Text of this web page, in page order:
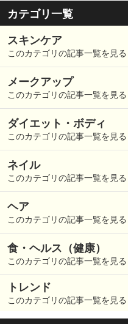
カテゴリ一覧
スキンケア
このカテゴリの記事一覧を見る
メークアップ
このカテゴリの記事一覧を見る
ダイエット・ボディ
このカテゴリの記事一覧を見る
ネイル
このカテゴリの記事一覧を見る
ヘア
このカテゴリの記事一覧を見る
食・ヘルス（健康）
このカテゴリの記事一覧を見る
トレンド
このカテゴリの記事一覧を見る